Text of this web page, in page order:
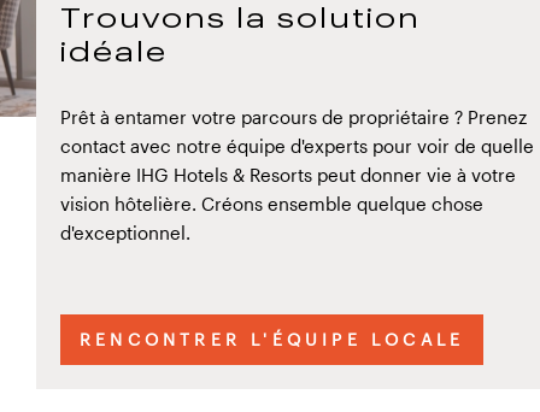
Trouvons la solution
idéale
Prêt à entamer votre parcours de propriétaire ? Prenez
contact avec notre équipe d'experts pour voir de quelle
manière IHG Hotels & Resorts peut donner vie à votre
vision hôtelière. Créons ensemble quelque chose
d'exceptionnel.
RENCONTRER L'ÉQUIPE LOCALE